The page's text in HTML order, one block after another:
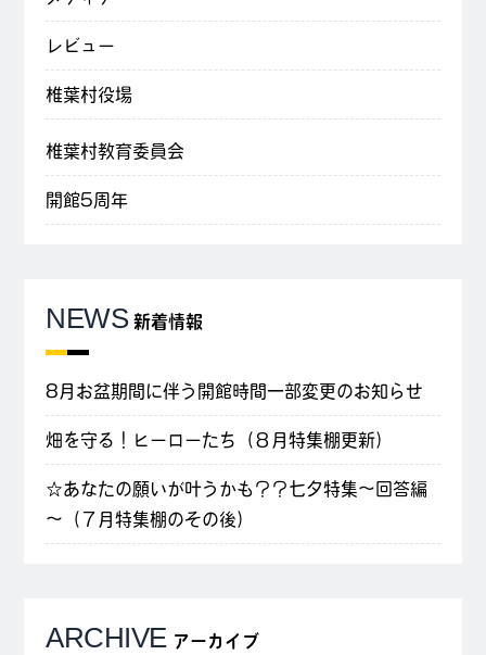
レビュー
椎葉村役場
椎葉村教育委員会
開館5周年
NEWS 新着情報
8月お盆期間に伴う開館時間一部変更のお知らせ
畑を守る！ヒーローたち（８月特集棚更新）
☆あなたの願いが叶うかも？？七夕特集～回答編
～（７月特集棚のその後）
ARCHIVE アーカイブ